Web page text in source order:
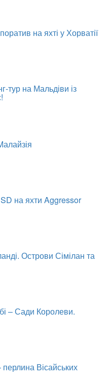
на яхті у Хорватії
тур на Мальдіви із
на яхти Aggressor
Острови Сімілан та
– Сади Королеви.
Вісайських